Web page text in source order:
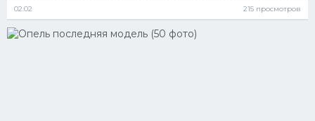
02.02 215 просмотров